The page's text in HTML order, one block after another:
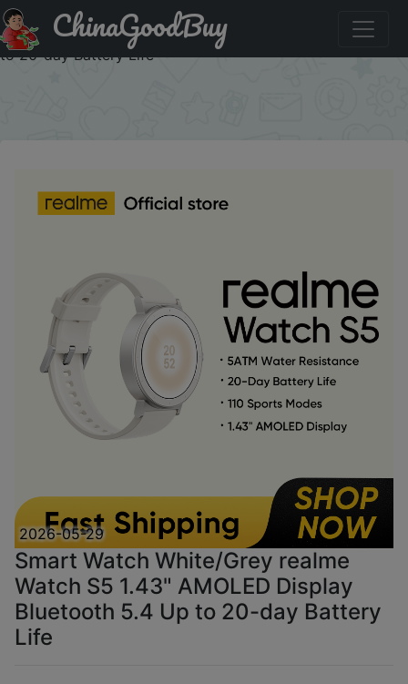
Купить по скидке :CPLMTX Smart Watch White/Grey
realme Watch S5 1.43" AMOLED Display Bluetooth 5.4 Up
to 20-day Battery Life
ChinaGoodBuy
2026-05-29
Smart Watch White/Grey realme
Watch S5 1.43" AMOLED Display
Bluetooth 5.4 Up to 20-day Battery
Life